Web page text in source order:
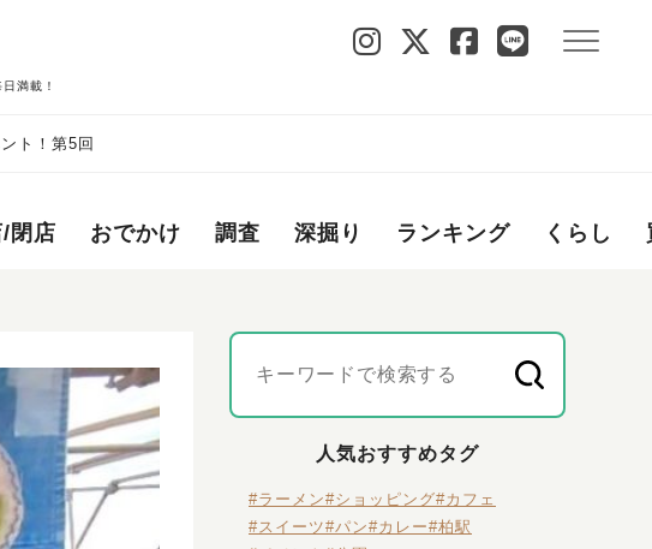
満載！
ト！第5回
/閉店 おでかけ 調査 深掘り ランキング くらし
人気おすすめタグ
#ラーメン#ショッピング#カフェ
#スイーツ#パン#カレー#柏駅